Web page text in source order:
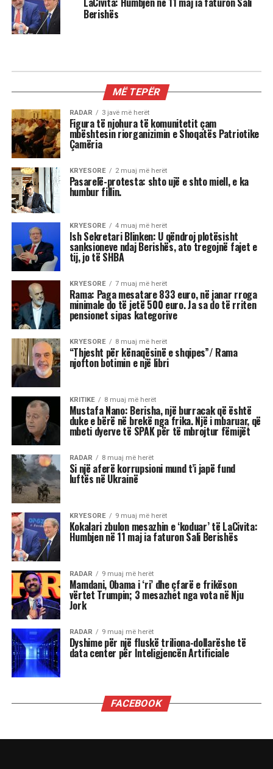
Berishës
Reshat Arbana festoi 85-vjetorin
dhe la një mesazh për ne …
“Nderi i Kombit” Reshat Arbana, teksa festoi 85-
vjetorin e lindjes, mes emocionesh, kujtimesh
dhe lotësh, përcolli mesazhe të forta për
publikun në këtë stacion të jetës së tij.
“Jeta qenka tre ditë: e djeshmja, e sotmja dhe
e nesërmja. E nesërmja nuk dihet. Ta bëjmë
sot atë që kemi për të bërë, mos ta lemë për
nesër. Ta duam më shumë njëri-tjetrin. Ky
ishte stacioni im i 85-të. Po në iksha nga kjo
botë, zemra do më mbetet pas. Do iki me
pishmanllëkun e madh që nuk e pashë këtë
Shqipëri me një demokraci të vërtetë. T’i
lëmë hasmëritë, sepse jeta është e shkurtër,
u shpreh aktori i shquar dhe ikona e skenës
shqiptare.
Reshat Arbana është një prej figurave më të
dashura për publikun shqiptar, për kontributin e
tij të çmuar në kinematografi dhe teatër.
Ai ka sjellë në jetë mbi 40 personazhe në film
dhe qindra role në skenë, duke u bërë një simbol i
gjallë i shpirtit popullor, burrërisë, dhimbjes,
revoltës dhe dashurisë për vendin.
Në 85-vjetorit e lindjes së tij, Arkivi Qendror
Shtetëror i Filmit e uroi aktorin duke shfaqur
dokumentarin “Përballë”, ku vetë Reshat Arbana
ndalet tek rolet më të spikatura të karrierës së